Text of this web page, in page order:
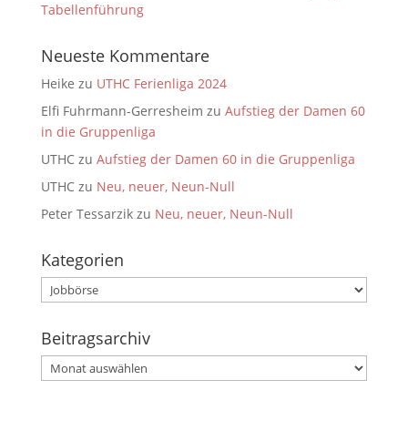
Tabellenführung
Neueste Kommentare
Heike zu UTHC Ferienliga 2024
Elfi Fuhrmann-Gerresheim zu Aufstieg der Damen 60
in die Gruppenliga
UTHCzu Aufstieg der Damen 60 in die Gruppenliga
UTHCzu Neu, neuer, Neun-Null
Peter Tessarzikzu Neu, neuer, Neun-Null
Kategorien
Kategorien
Beitragsarchiv
Beitragsarchiv